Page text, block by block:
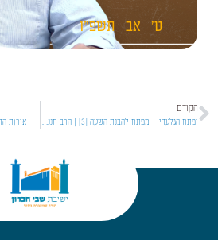
ט' אב תשפ"ו
הקודם
יפתח הגלעדי – מפתח להבנת השעה [3] | הרב חננאל אתרוג אורות התחיה [10] פסקה כ"ו |